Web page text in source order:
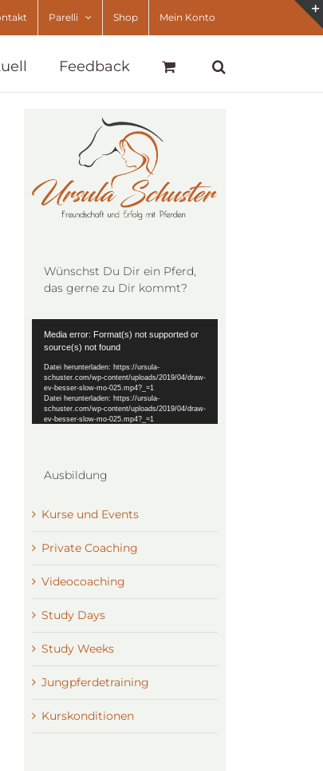
Parelli Shop Mein Konto
Feedback
Wünschst Du Dir ein Pferd,
das gerne zu Dir kommt?
Player
Media error: Format(s) not supported or
source(s) not found
Datei herunterladen: https://ursula-
schuster.com/wp-content/uploads/2019/04/draw-
ev-besser-slow-mo-025.mp4?_=1
Datei herunterladen: https://ursula-
schuster.com/wp-content/uploads/2019/04/draw-
ev-besser-slow-mo-025.mp4?_=1
Ausbildung
Kurse und Events
Private Coaching
Videocoaching
Study Days
Study Weeks
Jungpferdetraining
Kurskonditionen